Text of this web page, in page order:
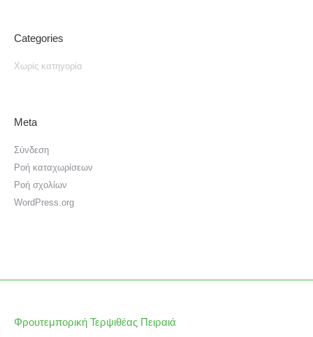
Categories
Χωρίς κατηγορία
Meta
Σύνδεση
Ροή καταχωρίσεων
Ροή σχολίων
WordPress.org
Φρουτεμπορική Τερψιθέας Πειραιά